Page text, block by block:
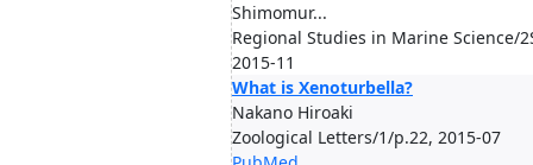
Shimomur...
Regional Studies in Marine Science/
2015-11
What is Xenoturbella?
Nakano Hiroaki
Zoological Letters/1/p.22, 2015-07